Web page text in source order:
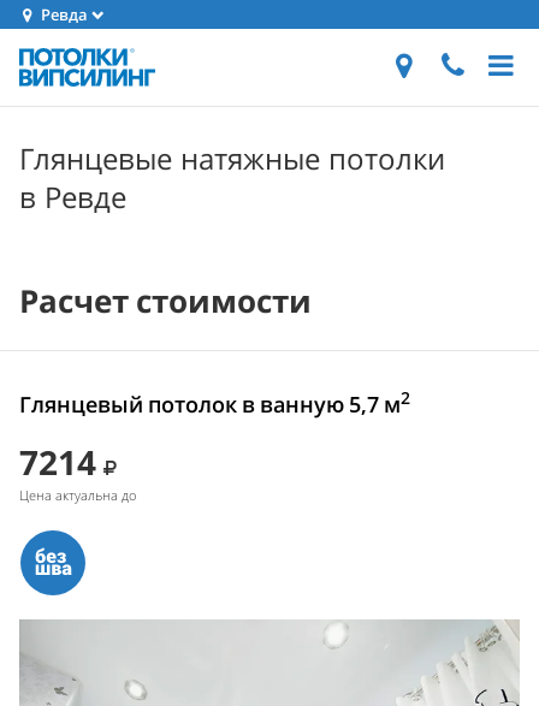
Ревда
Глянцевые натяжные потолки
в Ревде
Расчет стоимости
Глянцевый потолок в ванную 5,7 м2
7214
Цена актуальна до